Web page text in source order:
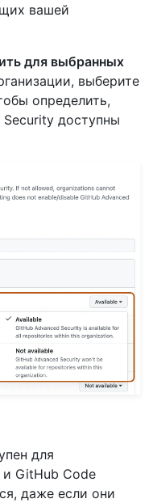
вашей
для выбранных
выберите
определить,
доступны
для
и GitHub Code
даже если они